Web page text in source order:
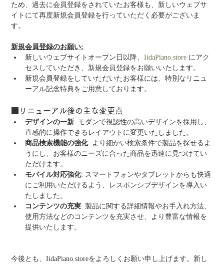
ため、過去に会員登録をされていたお客様も、新しいウェブサ
イトにて再度新規会員登録を行っていただく必要がございま
す。
新規会員登録のお願い:
新しいウェブサイトオープン日以降、IidaPiano.store にアク
セスしていただき、新規会員登録をお願いいたします。
新規会員登録をしていただいたお客様には、特別なリニュ
ーアル記念特典をご用意しております。
■リニューアル後の主な変更点
デザインの一新: モダンで視認性の高いデザインを採用し、
直感的に操作できるレイアウトに変更いたしました。
商品検索機能の強化: より細かい検索条件で製品を探せるよ
うにし、お客様のニーズに合った商品を迅速に見つけてい
ただけます。
モバイル対応強化: スマートフォンやタブレットからも快適
にご利用いただけるよう、レスポンシブデザインを導入い
たしました。
コンテンツの充実: 製品に関する詳細情報やお手入れ方法、
使用方法などのコンテンツを充実させ、より豊富な情報を
提供いたします。
今後とも、IidaPiano.storeをよろしくお願い申し上げます。新し